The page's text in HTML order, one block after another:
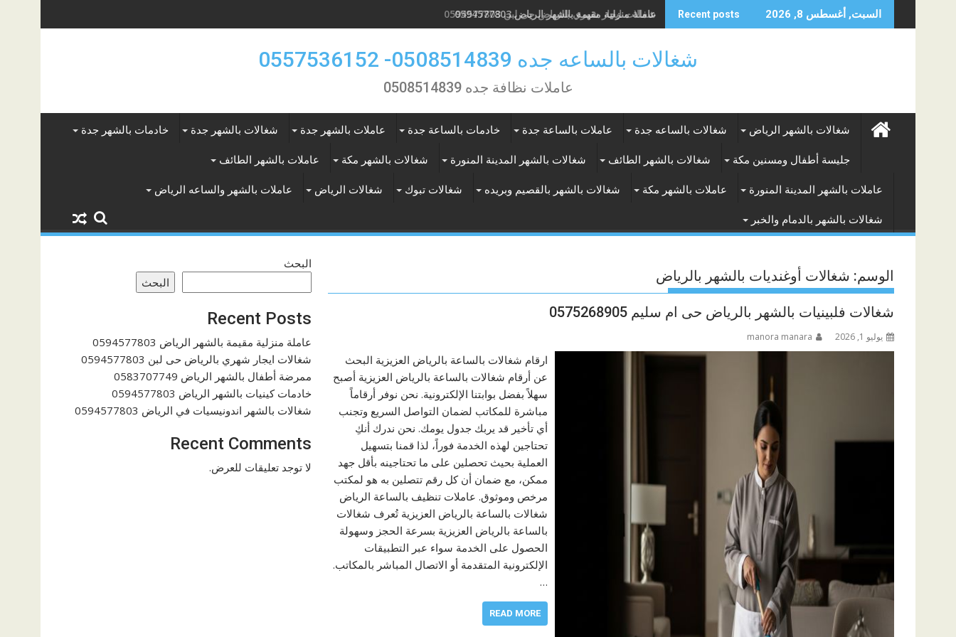
to
السبت, أغسطس 8, 2026 Recent posts شغالات ايجار شهري بالرياض حى لبن 0594577803
شغالات بالساعه جده 0508514839- 0557536152
عاملات نظافة جده 0508514839
شغالات بالشهر الرياض شغالات بالساعه جدة عاملات بالساعة جدة خادمات بالساعة جدة عاملات بالشهر جدة شغالات بالشهر جدة خادمات بالشهر جدة
جليسة أطفال ومسنين مكة شغالات بالشهر الطائف شغالات بالشهر المدينة المنورة شغالات بالشهر مكة عاملات بالشهر الطائف
عاملات بالشهر المدينة المنورة عاملات بالشهر مكة شغالات بالشهر بالقصيم وبريده شغالات تبوك شغالات الرياض عاملات بالشهر والساعه الرياض
شغالات بالشهر بالدمام والخبر
الوسم: شغالات أوغنديات بالشهر بالرياض
شغالات فلبينيات بالشهر بالرياض حى ام سليم 0575268905
يوليو 1, 2026 manora manara
ارقام شغالات بالساعة بالرياض العزيزية البحث
عن أرقام شغالات بالساعة بالرياض العزيزية أصبح
سهلاً بفضل بوابتنا الإلكترونية. نحن نوفر أرقاماً
مباشرة للمكاتب لضمان التواصل السريع وتجنب
أي تأخير قد يربك جدول يومك. نحن ندرك أنكِ
تحتاجين لهذه الخدمة فوراً، لذا قمنا بتسهيل
العملية بحيث تحصلين على ما تحتاجينه بأقل جهد
ممكن، مع ضمان أن كل رقم تتصلين به هو لمكتب
مرخص وموثوق. عاملات تنظيف بالساعة الرياض
شغالات بالساعة بالرياض العزيزية تُعرف شغالات
بالساعة بالرياض العزيزية بسرعة الحجز وسهولة
الحصول على الخدمة سواء عبر التطبيقات
الإلكترونية المتقدمة أو الاتصال المباشر بالمكاتب.
…
READ MORE
البحث
البحث
Recent Posts
عاملة منزلية مقيمة بالشهر الرياض 0594577803
شغالات ايجار شهري بالرياض حى لبن 0594577803
ممرضة أطفال بالشهر الرياض 0583707749
خادمات كينيات بالشهر الرياض 0594577803
شغالات بالشهر اندونيسيات في الرياض 0594577803
Recent Comments
لا توجد تعليقات للعرض.